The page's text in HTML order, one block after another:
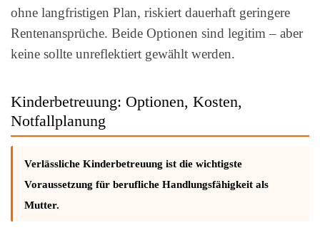
ohne langfristigen Plan, riskiert dauerhaft geringere
Rentenansprüche. Beide Optionen sind legitim – aber
keine sollte unreflektiert gewählt werden.
Kinderbetreuung: Optionen, Kosten,
Notfallplanung
Verlässliche Kinderbetreuung ist die wichtigste
Voraussetzung für berufliche Handlungsfähigkeit als
Mutter.